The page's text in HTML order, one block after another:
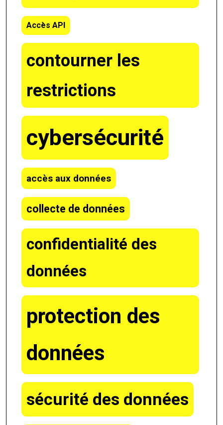
Accès API
contourner les
restrictions
cybersécurité
accès aux données
collecte de données
confidentialité des
données
protection des
données
sécurité des données